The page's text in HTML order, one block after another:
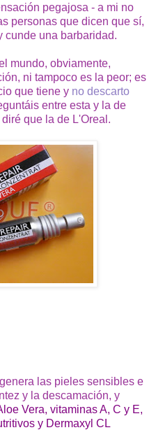
pegajosa - a mi no
personas que dicen que sí,
cunde una barbaridad.
mundo, obviamente,
ni tampoco es la peor; es
que tiene y no descarto
entre esta y la de
que la de L'Oreal.
las pieles sensibles e
y la descamación, y
Vera, vitaminas A, C y E,
y Dermaxyl CL